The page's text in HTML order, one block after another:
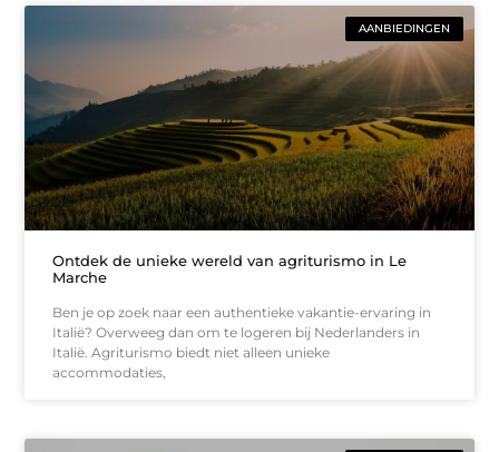
AANBIEDINGEN
Ontdek de unieke wereld van agriturismo in Le
Marche
Ben je op zoek naar een authentieke vakantie-ervaring in
Italië? Overweeg dan om te logeren bij Nederlanders in
Italië. Agriturismo biedt niet alleen unieke
accommodaties,